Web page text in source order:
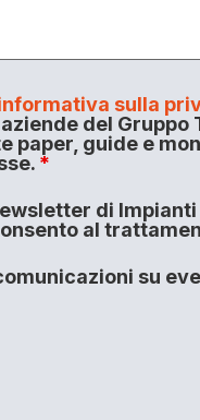
sulla
del
paper, guide e
*
di
al
su